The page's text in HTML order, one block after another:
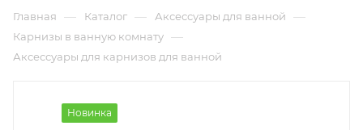
Главная — Каталог — Аксессуары для ванной —
Карнизы в ванную комнату —
Аксессуары для карнизов для ванной
Новинка